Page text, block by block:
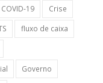
COVID-19
Crise
fluxo de caixa
Governo